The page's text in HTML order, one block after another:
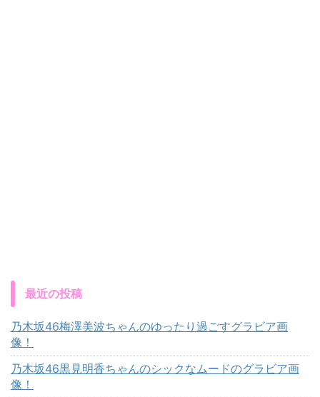
最近の投稿
乃木坂46梅澤美波ちゃんのゆったり過ごすグラビア画
像！
乃木坂46黒見明香ちゃんのシックなムードのグラビア画
像！